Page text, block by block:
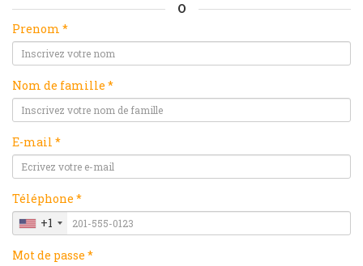
O
Prenom *
Nom de famille *
E-mail *
Téléphone *
+1
Mot de passe *